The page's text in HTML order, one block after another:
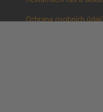
Ochrana osobních